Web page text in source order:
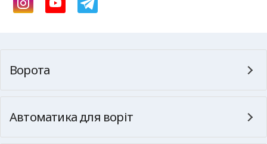
Ворота
Автоматика для воріт